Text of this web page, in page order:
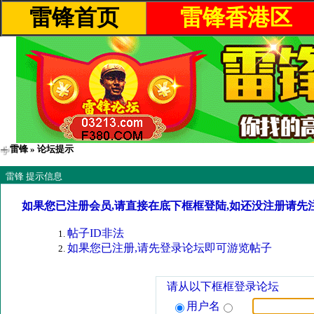
雷锋首页 雷锋香港区
雷锋 » 论坛提示
雷锋 提示信息
如果您已注册会员,请直接在底下框框登陆,如还没注册请先
帖子ID非法
如果您已注册,请先登录论坛即可游览帖子
请从以下框框登录论坛
用户名